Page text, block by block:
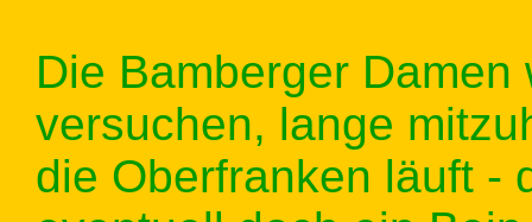
Die Bamberger
versuchen, lange
die Oberfranken läuft -